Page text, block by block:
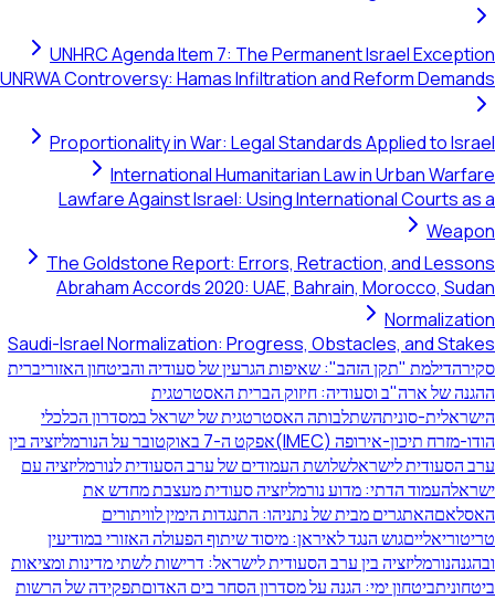
UNHRC Agenda Item 7: The Permanent Israel Exception
UNRWA Controversy: Hamas Infiltration and Reform Demands
Proportionality in War: Legal Standards Applied to Israel
International Humanitarian Law in Urban Warfare
Lawfare Against Israel: Using International Courts as a
Weapon
The Goldstone Report: Errors, Retraction, and Lessons
Abraham Accords 2020: UAE, Bahrain, Morocco, Sudan
Normalization
Saudi-Israel Normalization: Progress, Obstacles, and Stakes
סקירהדילמת "תקן הזהב": שאיפות הגרעין של סעודיה והביטחון האזוריברית
ההגנה של ארה"ב וסעודיה: חיזוק הברית האסטרטגית
הישראלית-סוניתהשתלבותה האסטרטגית של ישראל במסדרון הכלכלי
הודו-מזרח תיכון-אירופה (IMEC)
אפקט ה-7 באוקטובר על הנורמליזציה בין
ערב הסעודית לישראלשלושת העמודים של ערב הסעודית לנורמליזציה עם
ישראלהעמוד הדתי: מדוע נורמליזציה סעודית מעצבת מחדש את
האסלאםהאתגרים מבית של נתניהו: התנגדות הימין לוויתורים
טריטוריאלייםגוש הנגד לאיראן: מיסוד שיתוף הפעולה האזורי במודיעין
ובהגנהנורמליזציה בין ערב הסעודית לישראל: דרישות לשתי מדינות ומציאות
ביטחוניתביטחון ימי: הגנה על מסדרון הסחר בים האדוםתפקידה של הרשות